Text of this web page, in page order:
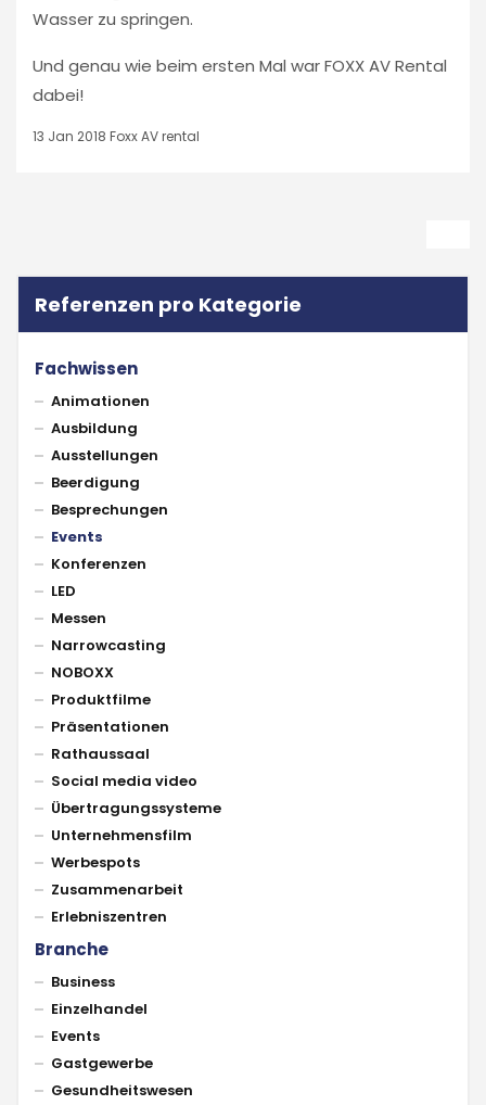
Wasser zu springen.
Und genau wie beim ersten Mal war FOXX AV Rental
dabei!
13 Jan 2018 Foxx AV rental
Referenzen pro Kategorie
Fachwissen
Animationen
Ausbildung
Ausstellungen
Beerdigung
Besprechungen
Events
Konferenzen
LED
Messen
Narrowcasting
NOBOXX
Produktfilme
Präsentationen
Rathaussaal
Social media video
Übertragungssysteme
Unternehmensfilm
Werbespots
Zusammenarbeit
Erlebniszentren
Branche
Business
Einzelhandel
Events
Gastgewerbe
Gesundheitswesen